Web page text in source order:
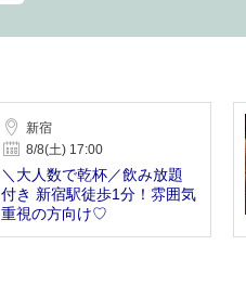
新宿
8/8(土) 17:00
＼大人数で乾杯／飲み放題
付き 新宿駅徒歩1分！雰囲気
重視の方向け♡